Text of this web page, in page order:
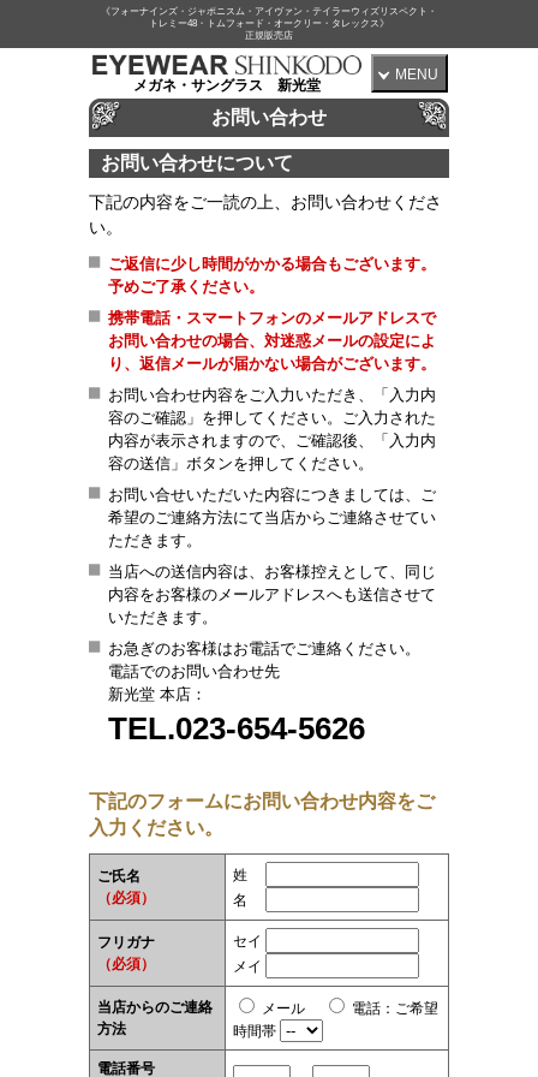
《フォーナインズ・ジャポニスム・アイヴァン・テイラーウィズリスペクト・
トレミー48・トムフォード・オークリー・タレックス》
正規販売店
メガネ・サングラス 新光堂
MENU
お問い合わせ
お問い合わせについて
下記の内容をご一読の上、お問い合わせくださ
い。
ご返信に少し時間がかかる場合もございます。
予めご了承ください。
携帯電話・スマートフォンのメールアドレスで
お問い合わせの場合、対迷惑メールの設定によ
り、返信メールが届かない場合がございます。
お問い合わせ内容をご入力いただき、「入力内
容のご確認」を押してください。ご入力された
内容が表示されますので、ご確認後、「入力内
容の送信」ボタンを押してください。
お問い合せいただいた内容につきましては、ご
希望のご連絡方法にて当店からご連絡させてい
ただきます。
当店への送信内容は、お客様控えとして、同じ
内容をお客様のメールアドレスへも送信させて
いただきます。
お急ぎのお客様はお電話でご連絡ください。
電話でのお問い合わせ先
新光堂 本店：
TEL.023-654-5626
下記のフォームにお問い合わせ内容をご
入力ください。
ご氏名
（必須）
姓
名
フリガナ
（必須）
セイ
メイ
当店からのご連絡
方法
メール 電話 ： ご希望
時間帯
電話番号